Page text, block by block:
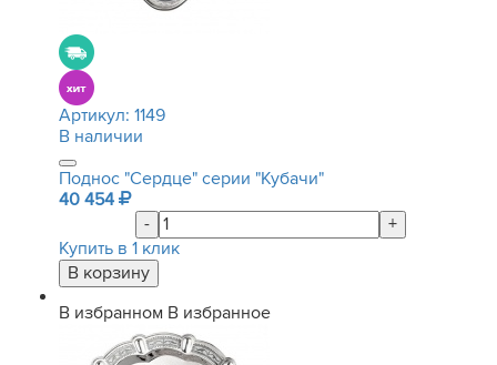
Артикул: 1149
В наличии
Поднос "Сердце" серии "Кубачи"
40 454
-
+
Купить в 1 клик
В избранном В избранное